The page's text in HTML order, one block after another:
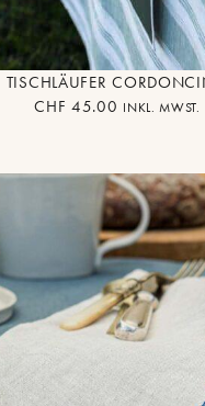
TISCHLÄUFER
CHF 45.00 INKL. MWST.